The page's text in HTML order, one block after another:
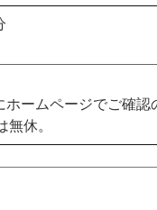
ームページでご確認
休。